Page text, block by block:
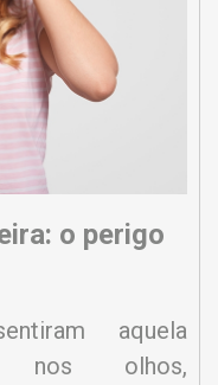
o perigo
aquela
nos olhos,